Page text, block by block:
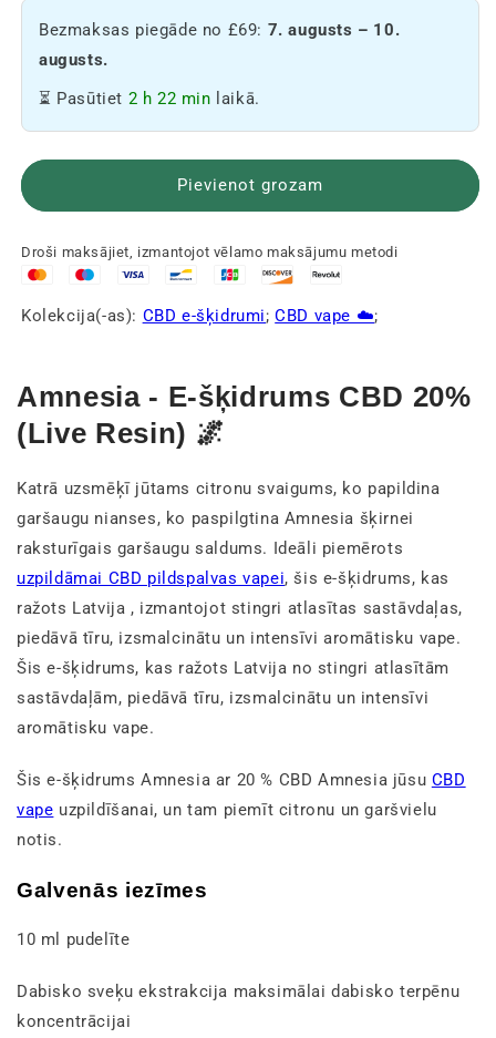
E-
šķidruma
-
Amnesia
E-
-
Amnesia
Bezmaksas piegāde no £69: 7. augusts – 10.
augusts.
⏳ Pasūtiet 2 h 22 min laikā.
Pievienot grozam
Droši maksājiet, izmantojot vēlamo maksājumu metodi
Kolekcija(-as): CBD e-šķidrumi;CBD vape ☁️;
Amnesia - E-šķidrums CBD 20%
(Live Resin) 🌌
Katrā uzsmēķī jūtams citronu svaigums, ko papildina
garšaugu nianses, ko paspilgtina Amnesia šķirnei
raksturīgais garšaugu saldums. Ideāli piemērots
uzpildāmai CBD pildspalvas vapei, šis e-šķidrums, kas
ražots Latvija , izmantojot stingri atlasītas sastāvdaļas,
piedāvā tīru, izsmalcinātu un intensīvi aromātisku vape.
Šis e-šķidrums, kas ražots Latvija no stingri atlasītām
sastāvdaļām, piedāvā tīru, izsmalcinātu un intensīvi
aromātisku vape.
Šis e-šķidrums Amnesia ar 20 % CBD Amnesia jūsu CBD
vape uzpildīšanai, un tam piemīt citronu un garšvielu
notis.
Galvenās iezīmes
10 ml pudelīte
Dabisko sveķu ekstrakcija maksimālai dabisko terpēnu
koncentrācijai